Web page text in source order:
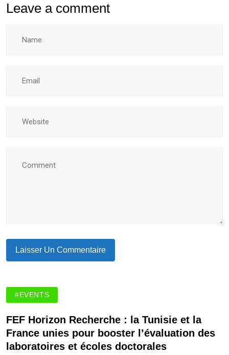
Leave a comment
#EVENTS
FEF Horizon Recherche : la Tunisie et la
France unies pour booster l’évaluation des
laboratoires et écoles doctorales